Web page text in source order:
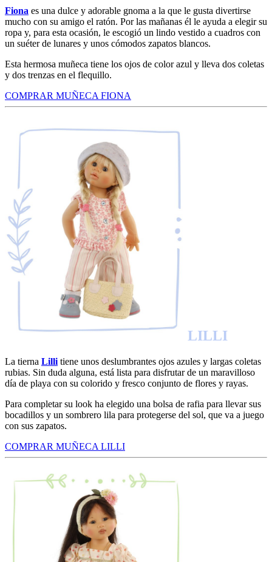
Fiona es una dulce y adorable gnoma a la que le gusta divertirse
mucho con su amigo el ratón. Por las mañanas él le ayuda a elegir su
ropa y, para esta ocasión, le escogió un lindo vestido a cuadros con
un suéter de lunares y unos cómodos zapatos blancos.
Esta hermosa muñeca tiene los ojos de color azul y lleva dos coletas
y dos trenzas en el flequillo.
COMPRAR MUÑECA FIONA
LILLI
La tierna Lilli tiene unos deslumbrantes ojos azules y largas coletas
rubias. Sin duda alguna, está lista para disfrutar de un maravilloso
día de playa con su colorido y fresco conjunto de flores y rayas.
Para completar su look ha elegido una bolsa de rafia para llevar sus
bocadillos y un sombrero lila para protegerse del sol, que va a juego
con sus zapatos.
COMPRAR MUÑECA LILLI